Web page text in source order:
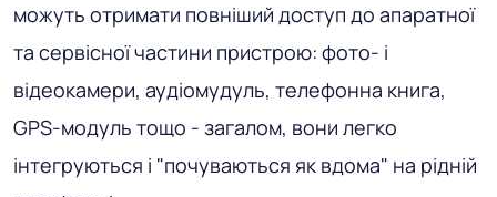
можуть отримати повніший доступ до апаратної
та сервісної частини пристрою: фото- і
відеокамери, аудіомудуль, телефонна книга,
GPS-модуль тощо - загалом, вони легко
інтегруються і "почуваються як вдома" на рідній